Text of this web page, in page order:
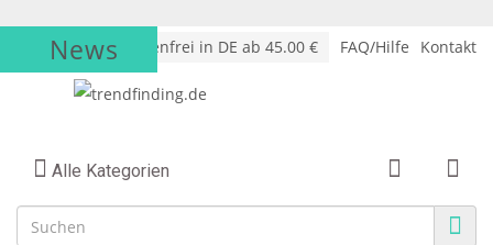
√Versandkostenfrei in DE ab 45.00 € FAQ/Hilfe Kontakt
News
Alle Kategorien